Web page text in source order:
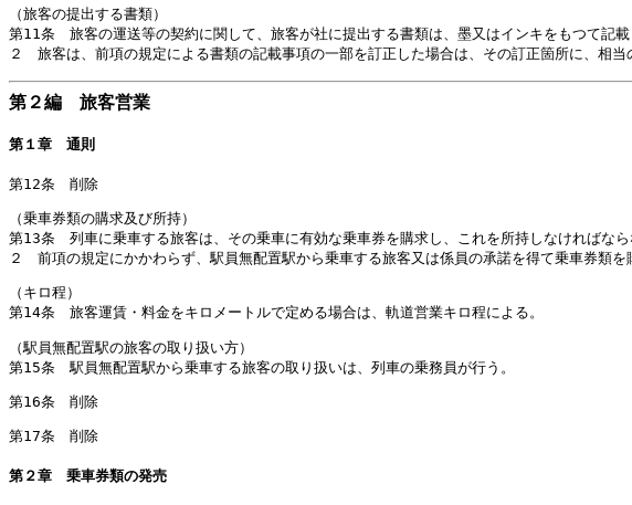
（旅客の提出する書類）
第11条 旅客の運送等の契約に関して、旅客が社に提出する書類は、墨又はインキをもつて記
２ 旅客は、前項の規定による書類の記載事項の一部を訂正した場合は、その訂正箇所に、相当
第２編 旅客営業
第１章 通則
第12条 削除
（乗車券類の購求及び所持）
第13条 列車に乗車する旅客は、その乗車に有効な乗車券を購求し、これを所持しなければなら
２ 前項の規定にかかわらず、駅員無配置駅から乗車する旅客又は係員の承諾を得て乗車券類
（キロ程）
第14条 旅客運賃・料金をキロメートルで定める場合は、軌道営業キロ程による。
（駅員無配置駅の旅客の取り扱い方）
第15条 駅員無配置駅から乗車する旅客の取り扱いは、列車の乗務員が行う。
第16条 削除
第17条 削除
第２章 乗車券類の発売